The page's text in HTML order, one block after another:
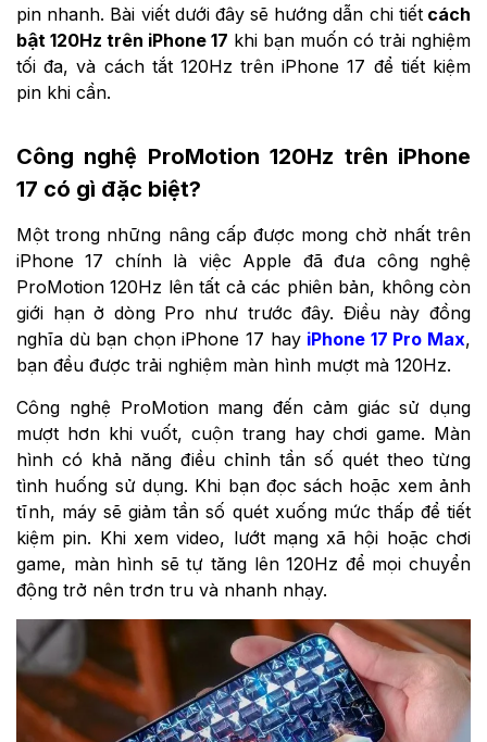
pin nhanh. Bài viết dưới đây sẽ hướng dẫn chi tiếtcách
bật 120Hz trên iPhone 17 khi bạn muốn có trải nghiệm
tối đa, và cách tắt 120Hz trên iPhone 17 để tiết kiệm
pin khi cần.
Công nghệ ProMotion 120Hz trên iPhone
17 có gì đặc biệt?
Một trong những nâng cấp được mong chờ nhất trên
iPhone 17 chính là việc Apple đã đưa công nghệ
ProMotion 120Hz lên tất cả các phiên bản, không còn
giới hạn ở dòng Pro như trước đây. Điều này đồng
nghĩa dù bạn chọn iPhone 17 hay iPhone 17 Pro Max,
bạn đều được trải nghiệm màn hình mượt mà 120Hz.
Công nghệ ProMotion mang đến cảm giác sử dụng
mượt hơn khi vuốt, cuộn trang hay chơi game. Màn
hình có khả năng điều chỉnh tần số quét theo từng
tình huống sử dụng. Khi bạn đọc sách hoặc xem ảnh
tĩnh, máy sẽ giảm tần số quét xuống mức thấp để tiết
kiệm pin. Khi xem video, lướt mạng xã hội hoặc chơi
game, màn hình sẽ tự tăng lên 120Hz để mọi chuyển
động trở nên trơn tru và nhanh nhạy.